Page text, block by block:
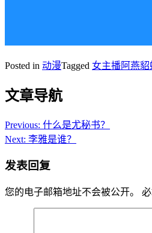
Posted in 动漫Tagged 女主播阿燕貂
文章导航
Previous: 什么是尤秘书？
Next: 李雅是谁？
发表回复
您的电子邮箱地址不会被公开。